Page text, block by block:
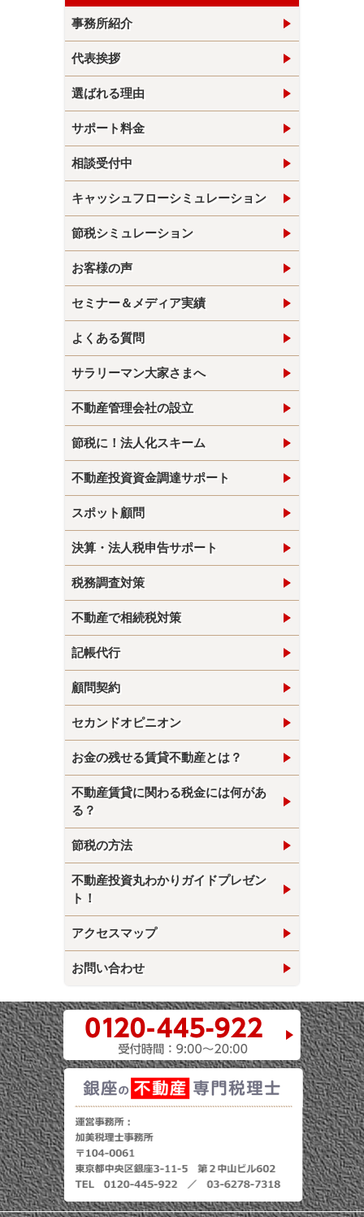
事務所紹介
代表挨拶
選ばれる理由
サポート料金
相談受付中
キャッシュフローシミュレーション
節税シミュレーション
お客様の声
セミナー＆メディア実績
よくある質問
サラリーマン大家さまへ
不動産管理会社の設立
節税に！法人化スキーム
不動産投資資金調達サポート
スポット顧問
決算・法人税申告サポート
税務調査対策
不動産で相続税対策
記帳代行
顧問契約
セカンドオピニオン
お金の残せる賃貸不動産とは？
不動産賃貸に関わる税金には何があ
る？
節税の方法
不動産投資丸わかりガイドプレゼン
ト！
アクセスマップ
お問い合わせ